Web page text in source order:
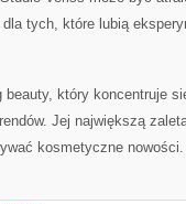
tych, które lubią
który koncentruje
Jej największą
kosmetyczne nowości.